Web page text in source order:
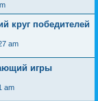
круг победителей
am
игры
am